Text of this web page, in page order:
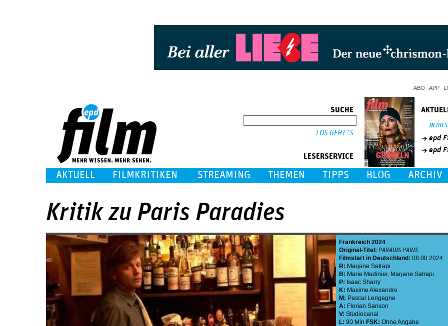
ABO APP
SUCHE
LESERSERVICE
IN
epd
epd
AKTUELL FILMKRITIKEN STREAMING THEMEN TIPPS BLOG ARCHIV
Kritik zu Paris Paradies
Frankreich 2024
Original-Titel: PARADIS PARIS
Filmstart in Deutschland: 08.08.2024
R: Marjane Satrapi
B: Marie Madinier, Marjane Satrapi
P: Isaac Sharry
K: Maxime Alexandre
M: Pascal Lengagne
A: Florian Sanson
V: Studiocanal
L: 90 Min FSK: Ohne Angabe